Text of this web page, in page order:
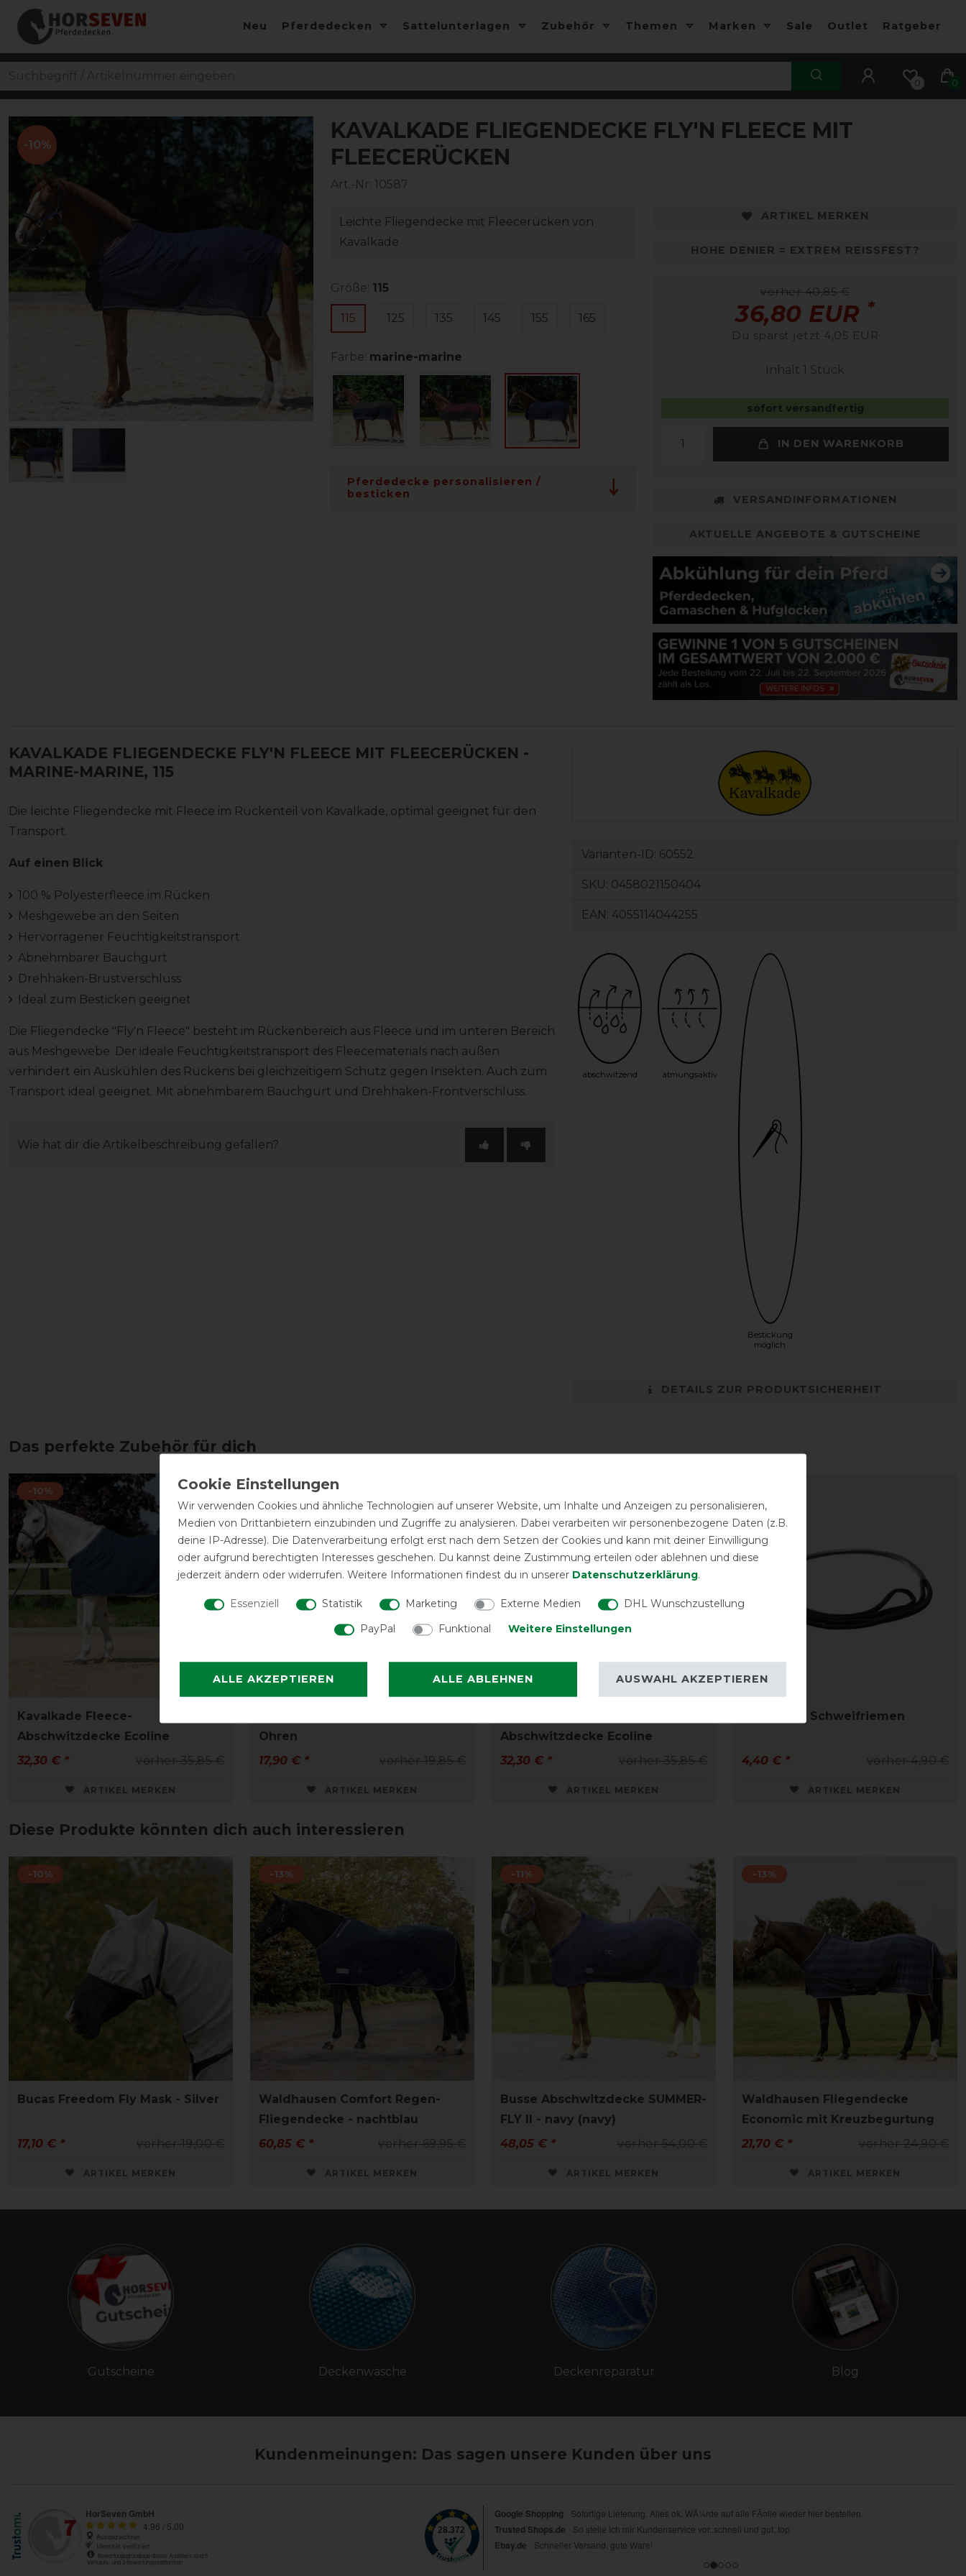
Neu Pferdedecken Sattelunterlagen Zubehör Themen Marken Sale Outlet Ratgeber
0 0
-10%
KAVALKADE FLIEGENDECKE FLY'N FLEECE MIT
FLEECERÜCKEN
Art.-Nr: 10587
Leichte Fliegendecke mit Fleecerücken von
Kavalkade
Größe: 115
115 125 135 145 155 165
Farbe: marine-marine
Pferdedecke personalisieren /
besticken
ARTIKEL MERKEN
HOHE DENIER = EXTREM REISSFEST?
vorher 40,85 €
36,80 EUR *
Du sparst jetzt 4,05 EUR
Inhalt 1 Stück
sofort versandfertig
IN DEN WARENKORB
VERSANDINFORMATIONEN
AKTUELLE ANGEBOTE & GUTSCHEINE
KAVALKADE FLIEGENDECKE FLY'N FLEECE MIT FLEECERÜCKEN -
MARINE-MARINE, 115
Die leichte Fliegendecke mit Fleece im Rückenteil von Kavalkade, optimal geeignet für den
Transport.
Auf einen Blick
100 % Polyesterfleece im Rücken
Meshgewebe an den Seiten
Hervorragener Feuchtigkeitstransport
Abnehmbarer Bauchgurt
Drehhaken-Brustverschluss
Ideal zum Besticken geeignet
Die Fliegendecke "Fly'n Fleece" besteht im Rückenbereich aus Fleece und im unteren Bereich
aus Meshgewebe. Der ideale Feuchtigkeitstransport des Fleecematerials nach außen
verhindert ein Auskühlen des Rückens bei gleichzeitigem Schutz gegen Insekten. Auch zum
Transport ideal geeignet. Mit abnehmbarem Bauchgurt und Drehhaken-Frontverschluss.
Wie hat dir die Artikelbeschreibung gefallen?
Varianten-ID: 60552
SKU: 0458021150404
EAN: 4055114044255
abschwitzend atmungsaktiv
Bestickung
möglich
DETAILS ZUR PRODUKTSICHERHEIT
Das perfekte Zubehör für dich
-10%
Kavalkade Fleece-
Abschwitzdecke Ecoline
vorher 35,85 €
32,30 € *
ARTIKEL MERKEN
-10%
Ohren
vorher 19,85 €
17,90 € *
ARTIKEL MERKEN
Abschwitzdecke Ecoline
vorher 35,85 €
32,30 € *
ARTIKEL MERKEN
Kavalkade Schweifriemen
vorher 4,90 €
4,40 € *
ARTIKEL MERKEN
Diese Produkte könnten dich auch interessieren
-10%
Bucas Freedom Fly Mask - Silver
vorher 19,00 €
17,10 € *
ARTIKEL MERKEN
-13%
Waldhausen Comfort Regen-
Fliegendecke - nachtblau
vorher 69,95 €
60,85 € *
ARTIKEL MERKEN
-11%
Busse Abschwitzdecke SUMMER-
FLY II - navy (navy)
vorher 54,00 €
48,05 € *
ARTIKEL MERKEN
-13%
Waldhausen Fliegendecke
Economic mit Kreuzbegurtung
vorher 24,90 €
21,70 € *
ARTIKEL MERKEN
Gutscheine Deckenwäsche Deckenreparatur Blog
Kundenmeinungen: Das sagen unsere Kunden über uns
Wir verwenden Cookies und ähnliche Technologien auf unserer Website, um Inhalte und Anzeigen zu personalisieren,
Medien von Drittanbietern einzubinden und Zugriffe zu analysieren. Dabei verarbeiten wir personenbezogene Daten (z.B.
deine IP-Adresse). Die Datenverarbeitung erfolgt erst nach dem Setzen der Cookies und kann mit deiner Einwilligung
oder aufgrund berechtigten Interesses geschehen. Du kannst deine Zustimmung erteilen oder ablehnen und diese
jederzeit ändern oder widerrufen. Weitere Informationen findest du in unserer Daten­schutz­erklärung.
Essenziell Statistik Marketing Externe Medien
DHL Wunschzustellung
PayPal
Funktional Weitere Einstellungen
ALLE AKZEPTIEREN ALLE ABLEHNEN AUSWAHL AKZEPTIEREN